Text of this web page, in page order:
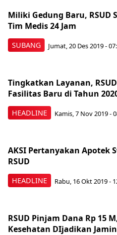
SUBANG
Miliki Gedung Baru, RSUD
Tim Medis 24 Jam
Jumat, 20 Des 2019 -
HEADLINE
Tingkatkan Layanan,
Fasilitas Baru di Tahun
Kamis, 7 Nov 2019 -
HEADLINE
AKSI Pertanyakan Apotek
RSUD
Rabu, 16 Okt 2019 -
RSUD Pinjam Dana Rp 15
Kesehatan DIjadikan